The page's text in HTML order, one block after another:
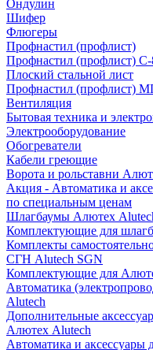
Ондулин
Шифер
Флюгеры
Профнастил (профлист)
Профнастил (профлист)
Плоский стальной лист
Профнастил (профлист)
Вентиляция
Бытовая техника и
Электрооборудование
Обогреватели
Кабели греющие
Ворота и рольставни
Акция - Автоматика и
по специальным ценам
Шлагбаумы Алютех
Комплектующие для
Комплекты
СГН Alutech SGN
Комплектующие для
Автоматика
Alutech
Дополнительные
Алютех Alutech
Автоматика и аксессуары